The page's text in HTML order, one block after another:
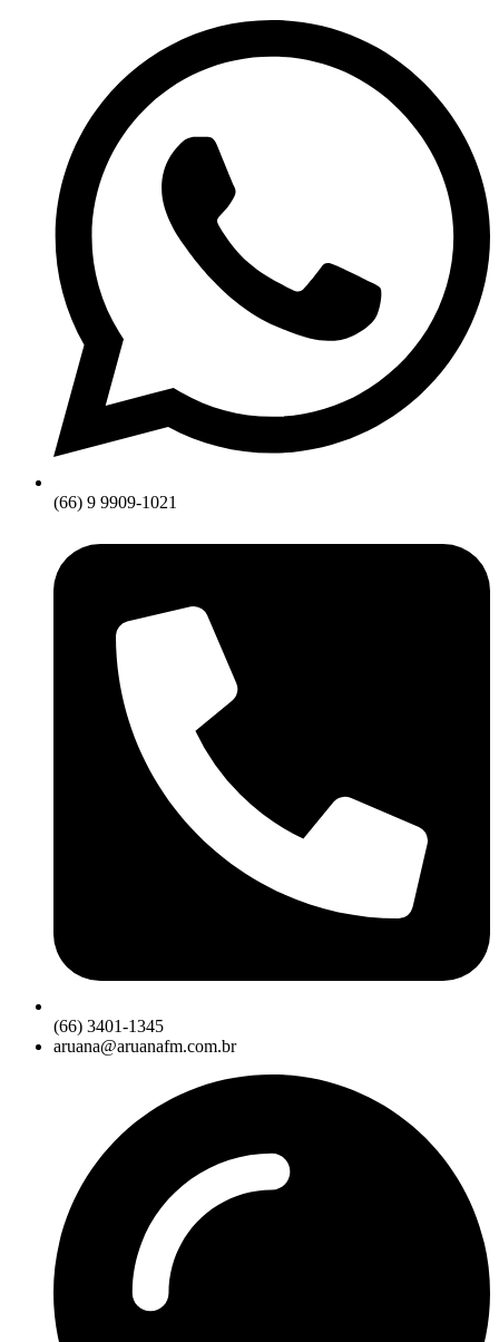
(66) 9 9909-1021
(66) 3401-1345
aruana@aruanafm.com.br